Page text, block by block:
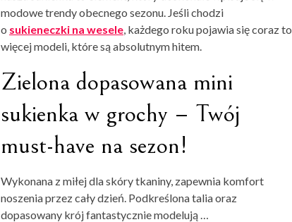
modowe trendy obecnego sezonu. Jeśli chodzi
o sukieneczki na wesele, każdego roku pojawia się coraz to
więcej modeli, które są absolutnym hitem.
Zielona dopasowana mini
sukienka w grochy – Twój
must-have na sezon!
Wykonana z miłej dla skóry tkaniny, zapewnia komfort
noszenia przez cały dzień. Podkreślona talia oraz
dopasowany krój fantastycznie modelują …